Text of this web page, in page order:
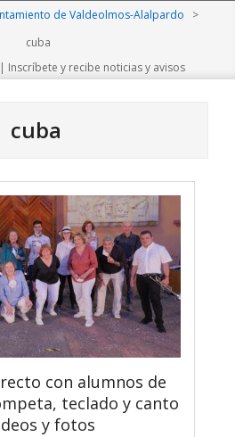
de Valdeolmos-Alalpardo
>
cuba
Inscríbete y recibe noticias y avisos
cuba
con alumnos de
teclado y canto
y fotos